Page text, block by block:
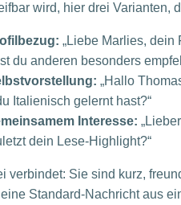
wird, hier drei Varianten,
„Liebe Marlies, dein
du anderen besonders
„Hallo
Italienisch gelernt hast?“
Interesse:
dein Lese-Highlight?“
verbindet: Sie sind kurz,
Standard-Nachricht aus